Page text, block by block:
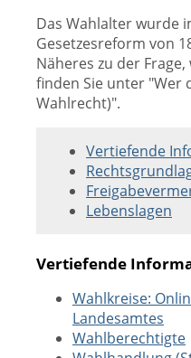
Das Wahlalter wurde
Gesetzesreform von
Näheres zu der
finden Sie unter "Wer
Wahlrecht)".
Vertiefende
Lebenslagen
Vertiefende
Wahlkreise:
Landesamtes
Wahlberechtigte